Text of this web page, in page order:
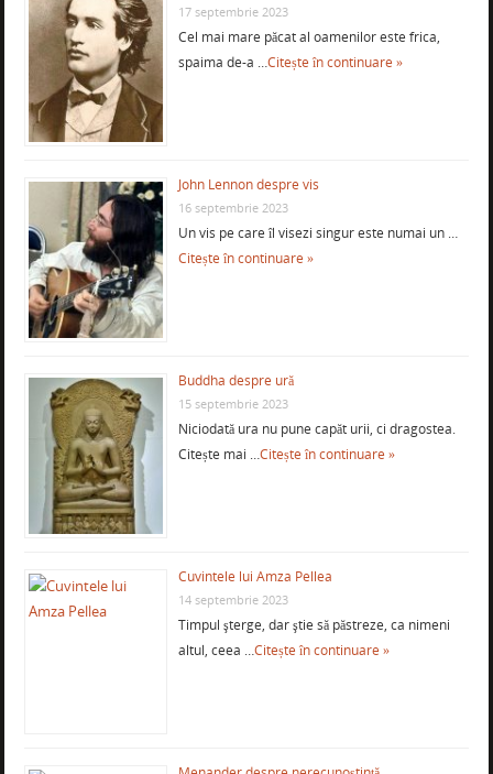
17 septembrie 2023
Cel mai mare păcat al oamenilor este frica,
spaima de-a …Citește în continuare »
John Lennon despre vis
16 septembrie 2023
Un vis pe care îl visezi singur este numai un …
Citește în continuare »
Buddha despre ură
15 septembrie 2023
Niciodată ura nu pune capăt urii, ci dragostea.
Citește mai …Citește în continuare »
Cuvintele lui Amza Pellea
14 septembrie 2023
Timpul şterge, dar ştie să păstreze, ca nimeni
altul, ceea …Citește în continuare »